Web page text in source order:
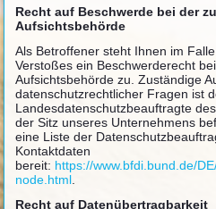
Recht auf Beschwerde bei der
Aufsichtsbehörde
Als Betroffener steht Ihnen im
Verstoßes ein Beschwerderecht
Aufsichtsbehörde zu. Zuständige
datenschutzrechtlicher Fragen ist
Landesdatenschutzbeauftragte
der Sitz unseres Unternehmens
eine Liste der
Kontaktdaten
bereit: https://www.bfdi.bund.de/
node.html
Recht auf Datenübertragbarkeit